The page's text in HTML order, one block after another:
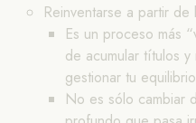
Reinventarse a partir
Es un proceso más
de acumular títulos
gestionar tu
No es sólo cambiar